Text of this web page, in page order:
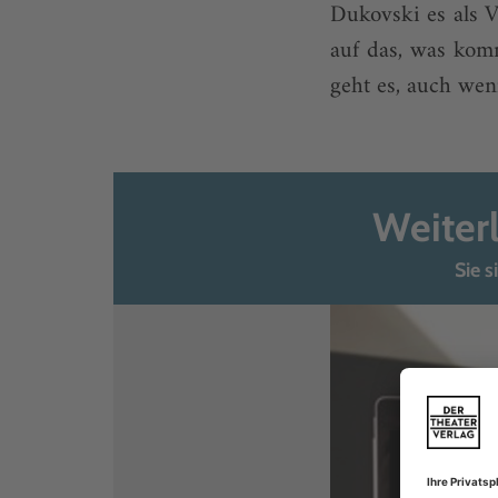
Dukovski es als
auf das, was
geht es, auch
Sie